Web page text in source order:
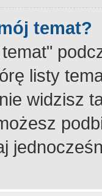
temat?
listy
widzisz